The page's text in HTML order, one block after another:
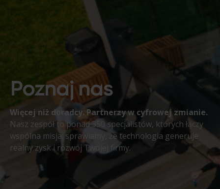
Poznaj nas
Więcej niż doradcy. Partnerzy w cyfrowej zmianie.
Nasz zespół to ponad 350 specjalistów, których łączy
wspólna misja: sprawiamy, że technologia generuje
realny zysk i rozwój Twojej firmy.